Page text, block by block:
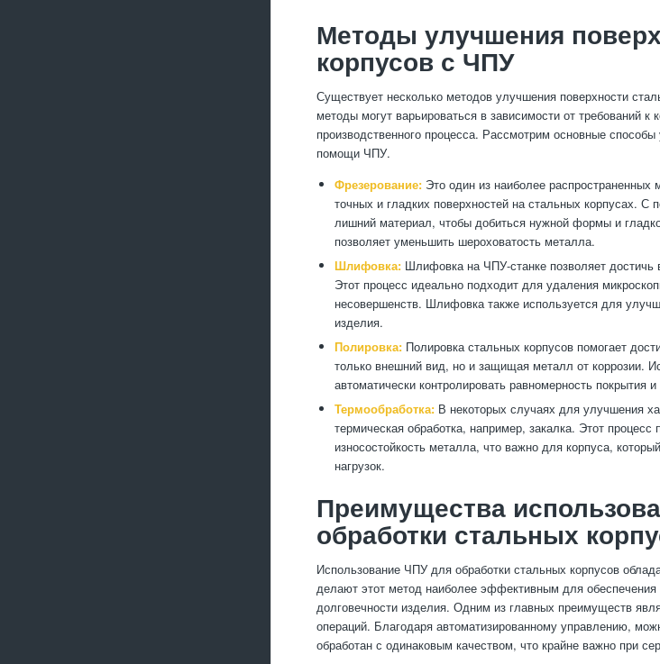
Методы улучшения
корпусов с ЧПУ
Существует несколько методов улучшения поверхности
методы могут варьироваться в зависимости от требований к
производственного процесса. Рассмотрим основные
помощи ЧПУ.
Фрезерование: Это один из наиболее распространенных
точных и гладких поверхностей на стальных корпусах.
лишний материал, чтобы добиться нужной формы и
позволяет уменьшить шероховатость металла.
Шлифовка: Шлифовка на ЧПУ-станке позволяет достичь
Этот процесс идеально подходит для удаления
несовершенств. Шлифовка также используется для
изделия.
Полировка: Полировка стальных корпусов помогает
только внешний вид, но и защищая металл от коррозии.
автоматически контролировать равномерность покрытия
Термообработка: В некоторых случаях для улучшения
термическая обработка, например, закалка. Этот процесс
износостойкость металла, что важно для корпуса,
нагрузок.
Преимущества
обработки стальных
Использование ЧПУ для обработки стальных корпусов
делают этот метод наиболее эффективным для обеспечения
долговечности изделия. Одним из главных преимуществ
операций. Благодаря автоматизированному управлению,
обработан с одинаковым качеством, что крайне важно при